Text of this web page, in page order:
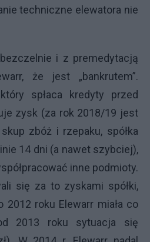
techniczne elewatora nie
i z premedytacją
że jest „bankrutem”.
spłaca kredyty przed
zysk (za rok 2018/19 jest
zbóż i rzepaku, spółka
14 dni (a nawet szybciej),
inne podmioty.
się za to zyskami spółki,
2012 roku Elewarr miała co
2013 roku sytuacja się